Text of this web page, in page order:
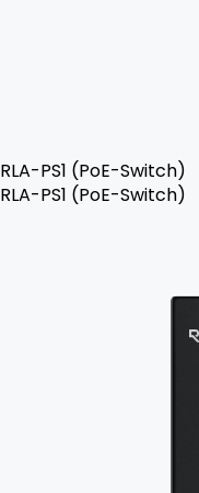
RLA-PS1 (PoE-Switch)
RLA-PS1 (PoE-Switch)